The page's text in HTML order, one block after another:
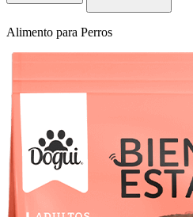
Alimento para Perros